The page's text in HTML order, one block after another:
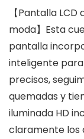
【Pantalla
moda】Esta
pantalla
inteligente
precisos,
quemadas y
iluminada HD
claramente los